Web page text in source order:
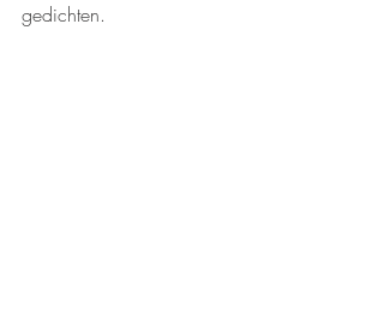
gedichten.